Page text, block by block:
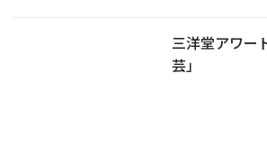
三洋堂アワー
芸」